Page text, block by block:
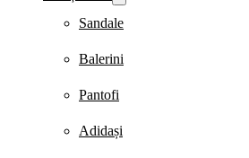
Sandale
Balerini
Pantofi
Adidași